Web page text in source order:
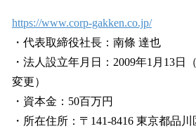
https://www.corp-gakken.co.jp/
・代表取締役社長：南條 達也
・法人設立年月日：2009年1月13日
変更）
・資本金：50百万円
・所在住所：〒141-8416 東京都品